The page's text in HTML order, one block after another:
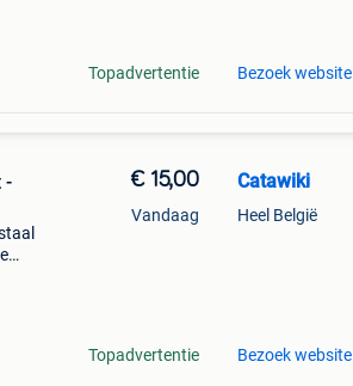
Topadvertentie Bezoek website
-
€ 15,00
Vandaag
Topadvertentie
Catawiki
Heel België
Bezoek website